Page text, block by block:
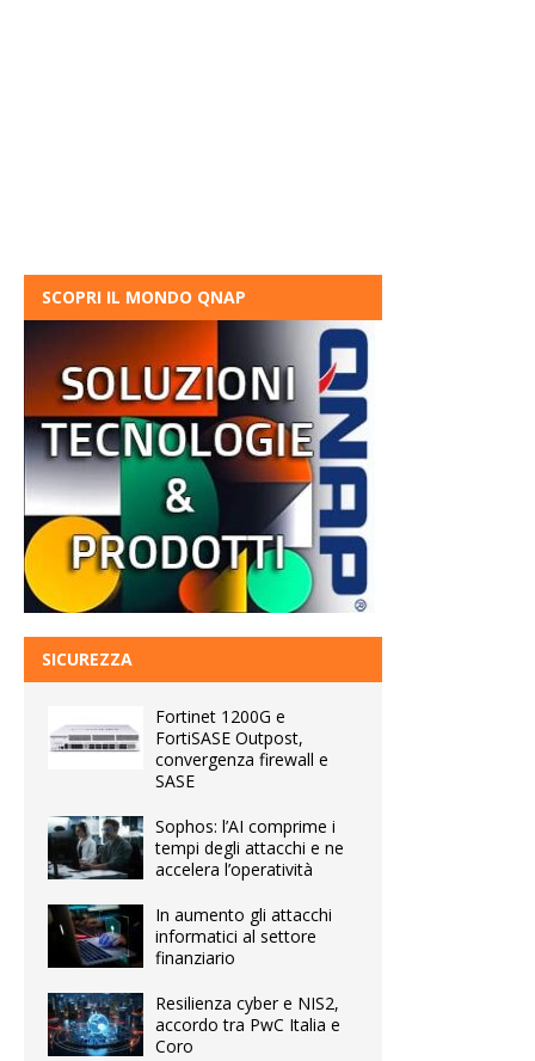
SCOPRI IL MONDO QNAP
SICUREZZA
Fortinet 1200G e
FortiSASE Outpost,
convergenza firewall e
SASE
Sophos: l’AI comprime i
tempi degli attacchi e ne
accelera l’operatività
In aumento gli attacchi
informatici al settore
finanziario
Resilienza cyber e NIS2,
accordo tra PwC Italia e
Coro